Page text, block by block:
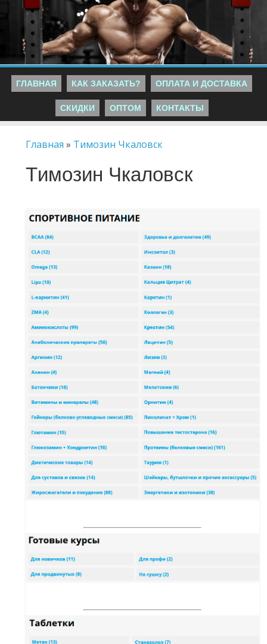
ГЛАВНАЯ КАК ЗАКАЗАТЬ? ОПЛАТА И ДОСТАВКА
СКИДКИ ОПТОМ КОНТАКТЫ
Главная » Tимозин Чкаловск
Tимозин Чкаловск